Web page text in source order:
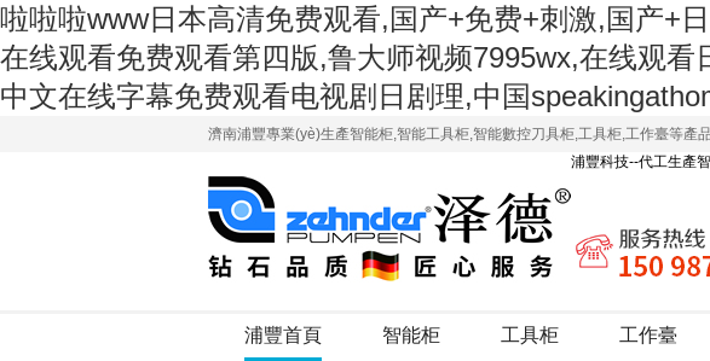
啦啦啦www日本高清免费观看,国产+免费+刺激,国产+
在线观看免费观看第四版,鲁大师视频7995wx,在线观
中文在线字幕免费观看电视剧日剧理,中国
濟南浦豐專業(yè)生產智能柜,智能工具柜,智能數控刀具柜,工具柜,工作臺等產
浦豐科技--代工生產智
浦豐首頁 智能柜 工具柜 工作臺